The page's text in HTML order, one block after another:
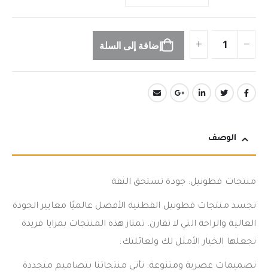
إضافة إلى السلة
الوصف
منتجات قطونيل: جودة تستحق الثقة
تجسد منتجات قطونيل القطنية الأفضل عالميًا معايير الجودة
العالية والراحة التي لا تقارن. تمتاز هذه المنتجات بمزايا فريدة
تجعلها الخيار الأمثل لك ولعائلتك:
تصميمات عصرية ومتنوعة: تأتي منتجاتنا بتصاميم متجددة